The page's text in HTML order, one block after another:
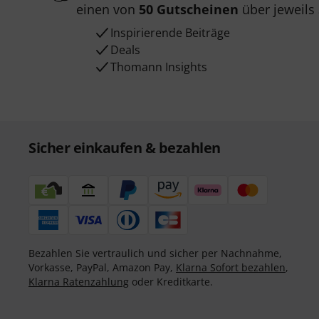
einen von 50 Gutscheinen über jeweils
Inspirierende Beiträge
Deals
Thomann Insights
Sicher einkaufen & bezahlen
Bezahlen Sie vertraulich und sicher per Nachnahme,
Vorkasse, PayPal, Amazon Pay, Klarna Sofort bezahlen,
Klarna Ratenzahlung oder Kreditkarte.